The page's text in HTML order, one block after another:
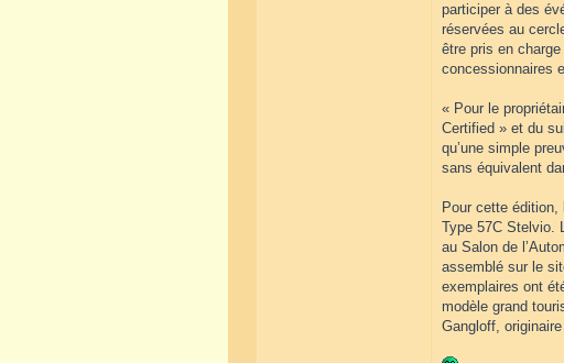
participer à des
réservées au
être pris en
concessionnaires
« Pour le
Certified » et du
qu’une simple
sans équivalent
Pour cette édition,
Type 57C Stelvio.
au Salon de
assemblé sur le
exemplaires ont
modèle grand
Gangloff,